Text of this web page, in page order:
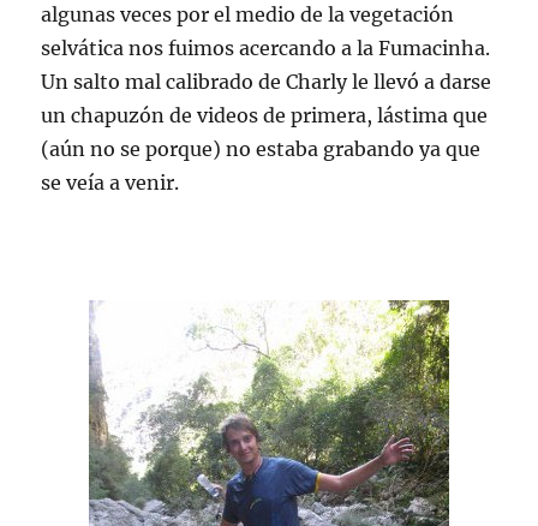
algunasveces por el medio de la vegetación
selvática nos fuimos acercando a laFumacinha.
Un salto mal calibrado deCharlyle llevó a darse
un chapuzón de videos de primera, lástima que
(aún no se porque) noestaba grabando ya que
se veía a venir.